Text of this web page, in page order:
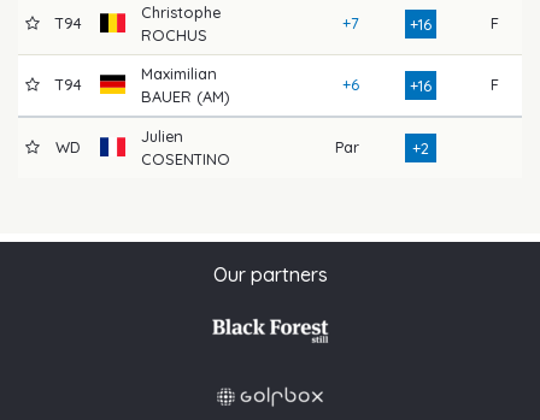
T94
Christophe
ROCHUS
+7 +16 F
T94
Maximilian
BAUER (AM)
+6 +16 F
WD
Julien
COSENTINO
Par +2
Our partners